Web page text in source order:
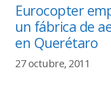
Eurocopter
un fábrica de
en Querétaro
27 octubre, 2011